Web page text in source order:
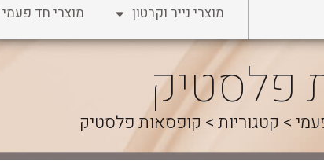
מוצרי נייר וקרטון
מוצרי חד פעמי
פלסטיק
> קטגוריות> קופסאות פלסטיק